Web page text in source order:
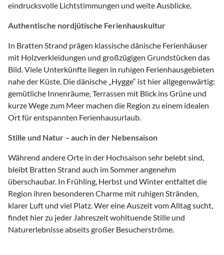
eindrucksvolle Lichtstimmungen und weite Ausblicke.
Authentische nordjütische Ferienhauskultur
In Bratten Strand prägen klassische dänische Ferienhäuser
mit Holzverkleidungen und großzügigen Grundstücken das
Bild. Viele Unterkünfte liegen in ruhigen Ferienhausgebieten
nahe der Küste. Die dänische „Hygge“ ist hier allgegenwärtig:
gemütliche Innenräume, Terrassen mit Blick ins Grüne und
kurze Wege zum Meer machen die Region zu einem idealen
Ort für entspannten Ferienhausurlaub.
Stille und Natur – auch in der Nebensaison
Während andere Orte in der Hochsaison sehr belebt sind,
bleibt Bratten Strand auch im Sommer angenehm
überschaubar. In Frühling, Herbst und Winter entfaltet die
Region ihren besonderen Charme mit ruhigen Stränden,
klarer Luft und viel Platz. Wer eine Auszeit vom Alltag sucht,
findet hier zu jeder Jahreszeit wohltuende Stille und
Naturerlebnisse abseits großer Besucherströme.